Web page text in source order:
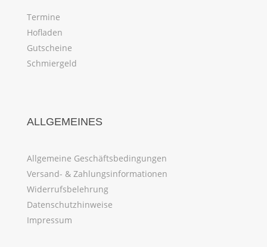
Termine
Hofladen
Gutscheine
Schmiergeld
ALLGEMEINES
Allgemeine Geschäftsbedingungen
Versand- & Zahlungsinformationen
Widerrufsbelehrung
Datenschutzhinweise
Impressum